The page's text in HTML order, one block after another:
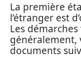
La première
l’étranger est
Les
généralement,
documents